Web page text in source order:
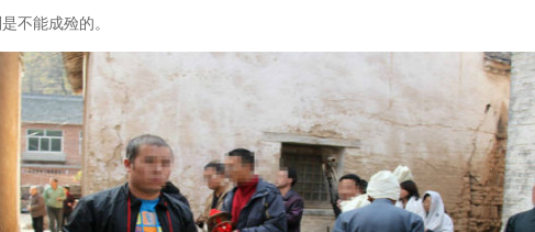
不能成殓的。